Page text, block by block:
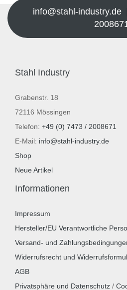
info@stahl-
Stahl Industry
Grabenstr. 18
72116 Mössingen
Telefon: +49 (0) 7473 / 2008671
E-Mail: info@stahl-industry.de
Shop
Neue Artikel
Informationen
Impressum
Hersteller/EU Verantwortliche
Versand- und
Widerrufsrecht und
AGB
Privatsphäre und Datenschutz /